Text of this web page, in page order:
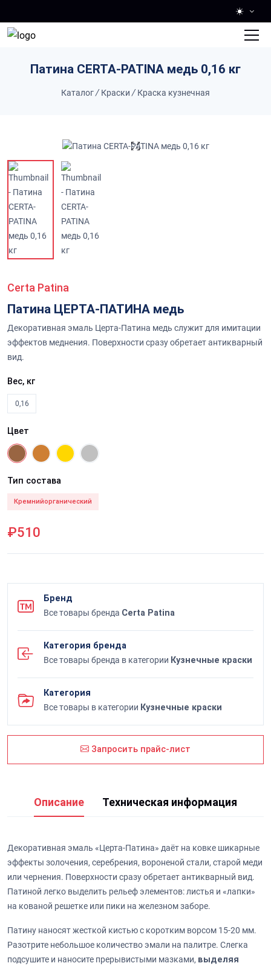
Патина СERTA-PATINA медь 0,16 кг
Каталог/ Краски / Краска кузнечная
Certa Patina
Патина ЦЕРТА-ПАТИНА медь
Декоративная эмаль Церта-Патина медь служит для имитации
эффектов меднения. Поверхности сразу обретает антикварный
вид.
Вес, кг
0,16
Цвет
Тип состава
Кремнийорганический
₽510
Бренд
Все товары бренда Certa Patina
Категория бренда
Все товары бренда в категории Кузнечные краски
Категория
Все товары в категории Кузнечные краски
Запросить прайс-лист
Описание Техническая информация
Декоративная эмаль «Церта-Патина» даёт на ковке шикарные
эффекты золочения, серебрения, вороненой стали, старой меди
или чернения. Поверхности сразу обретает антикварный вид.
Патиной легко выделить рельеф элементов: листья и «лапки»
на кованой решетке или пики на железном заборе.
Патину наносят жесткой кистью с коротким ворсом 15-20 мм.
Разотрите небольшое количество эмали на палитре. Слегка
подсушите и наносите прерывистыми мазками, выделяя